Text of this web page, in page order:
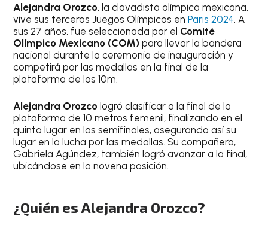
Alejandra Orozco, la clavadista olímpica mexicana,
vive sus terceros Juegos Olímpicos enParis 2024. A
sus 27 años, fue seleccionada por el Comité
Olímpico Mexicano (COM)para llevar la bandera
nacional durante la ceremonia de inauguración y
competirá por las medallas en la final de la
plataforma de los 10m.
Alejandra Orozco logró clasificar a la final de la
plataforma de 10 metros femenil, finalizando en el
quinto lugar en las semifinales, asegurando así su
lugar en la lucha por las medallas. Su compañera,
Gabriela Agúndez, también logró avanzar a la final,
ubicándose en la novena posición.
¿Quién es Alejandra Orozco?